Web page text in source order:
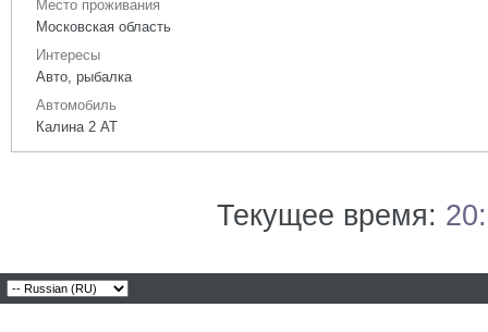
Место проживания
Московская область
Интересы
Авто, рыбалка
Автомобиль
Калина 2 АТ
Текущее время: